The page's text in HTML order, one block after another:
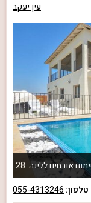
עין יעקב
אורחים ללינה: 28
טלפון: 055-4313246